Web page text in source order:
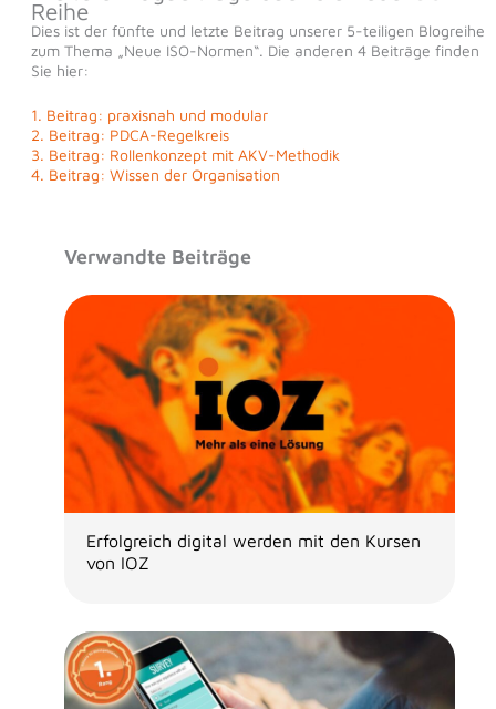
Reihe
Dies ist der fünfte und letzte Beitrag unserer 5-teiligen Blogreihe
zum Thema „Neue ISO-Normen“. Die anderen 4 Beiträge finden
Sie hier:
1. Beitrag: praxisnah und modular
2. Beitrag: PDCA-Regelkreis
3. Beitrag: Rollenkonzept mit AKV-Methodik
4. Beitrag: Wissen der Organisation
Verwandte Beiträge
Erfolgreich digital werden mit den Kursen
von IOZ